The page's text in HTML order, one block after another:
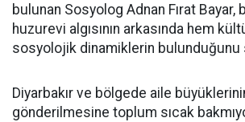
bulunan Sosyolog Adnan Fırat Bayar,
huzurevi algısının arkasında hem
sosyolojik dinamiklerin bulunduğunu
Diyarbakır ve bölgede aile
gönderilmesine toplum sıcak